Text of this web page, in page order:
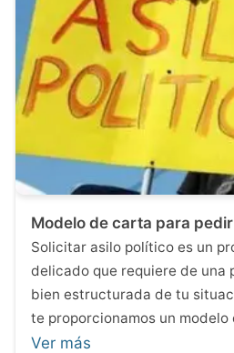
Modelo de carta para
Solicitar asilo político es un
delicado que requiere de una
bien estructurada de tu
te proporcionamos un
Ver más